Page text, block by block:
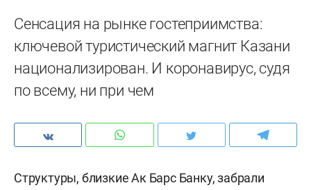
Сенсация на рынке гостеприимства:
ключевой туристический магнит Казани
национализирован. И коронавирус, судя
по всему, ни при чем
Структуры, близкие Ак Барс Банку, забрали